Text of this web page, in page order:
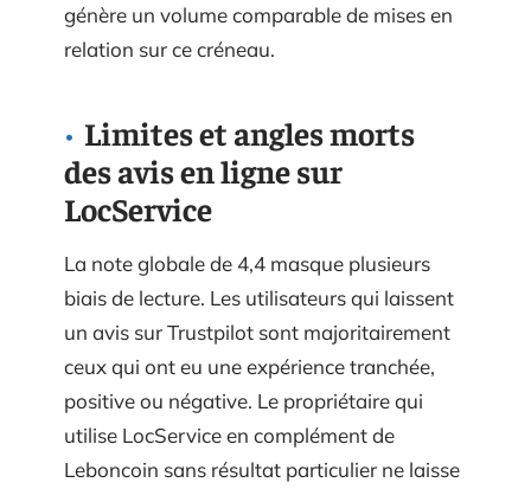
génère un volume comparable de mises en
relation sur ce créneau.
Limites et angles morts
des avis en ligne sur
LocService
La note globale de 4,4 masque plusieurs
biais de lecture. Les utilisateurs qui laissent
un avis sur Trustpilot sont majoritairement
ceux qui ont eu une expérience tranchée,
positive ou négative. Le propriétaire qui
utilise LocService en complément de
Leboncoin sans résultat particulier ne laisse